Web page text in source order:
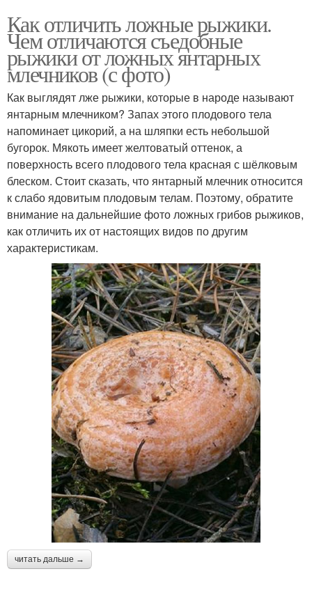
Как отличить ложные рыжики.
Чем отличаются съедобные
рыжики от ложных янтарных
млечников (с фото)
Как выглядят лже рыжики, которые в народе называют
янтарным млечником? Запах этого плодового тела
напоминает цикорий, а на шляпки есть небольшой
бугорок. Мякоть имеет желтоватый оттенок, а
поверхность всего плодового тела красная с шёлковым
блеском. Стоит сказать, что янтарный млечник относится
к слабо ядовитым плодовым телам. Поэтому, обратите
внимание на дальнейшие фото ложных грибов рыжиков,
как отличить их от настоящих видов по другим
характеристикам.
читать дальше →